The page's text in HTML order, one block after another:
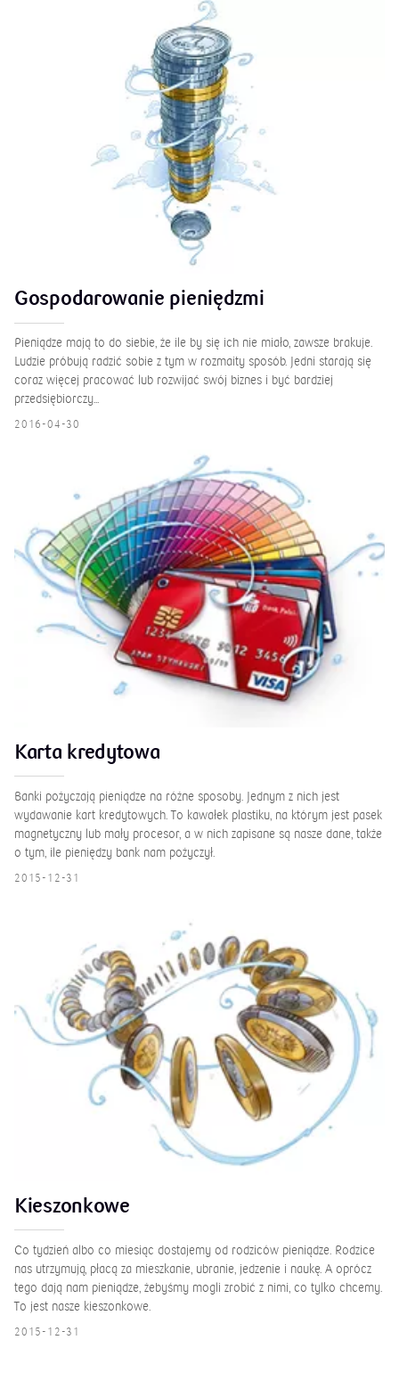
Gospodarowanie pieniędzmi
Pieniądze mają to do siebie, że ile by się ich nie miało, zawsze brakuje.
Ludzie próbują radzić sobie z tym w rozmaity sposób. Jedni starają się
coraz więcej pracować lub rozwijać swój biznes i być bardziej
przedsiębiorczy...
2016-04-30
Karta kredytowa
Banki pożyczają pieniądze na różne sposoby. Jednym z nich jest
wydawanie kart kredytowych. To kawałek plastiku, na którym jest pasek
magnetyczny lub mały procesor, a w nich zapisane są nasze dane, także
o tym, ile pieniędzy bank nam pożyczył.
2015-12-31
Kieszonkowe
Co tydzień albo co miesiąc dostajemy od rodziców pieniądze. Rodzice
nas utrzymują, płacą za mieszkanie, ubranie, jedzenie i naukę. A oprócz
tego dają nam pieniądze, żebyśmy mogli zrobić z nimi, co tylko chcemy.
To jest nasze kieszonkowe.
2015-12-31